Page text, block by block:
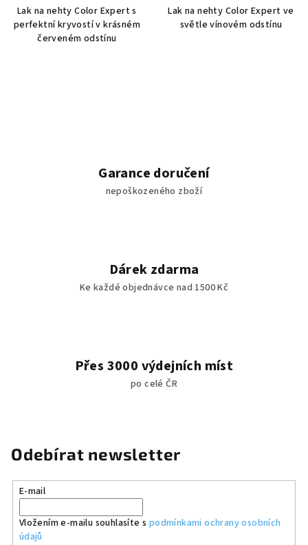
Lak na nehty Color Expert s
perfektní kryvostí v krásném
červeném odstínu
Lak na nehty Color Expert ve
světle vínovém odstínu
Garance doručení
nepoškozeného zboží
Dárek zdarma
Ke každé objednávce nad 1500 Kč
Přes 3000 výdejních míst
po celé ČR
Odebírat newsletter
E-mail
Vložením e-mailu souhlasíte s podmínkami ochrany osobních
údajů